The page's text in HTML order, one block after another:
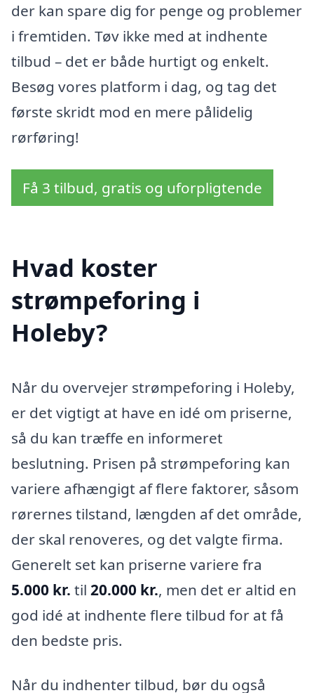
der kan spare dig for penge og problemer
i fremtiden. Tøv ikke med at indhente
tilbud – det er både hurtigt og enkelt.
Besøg vores platform i dag, og tag det
første skridt mod en mere pålidelig
rørføring!
Få 3 tilbud, gratis og uforpligtende
Hvad koster
strømpeforing i
Holeby?
Når du overvejer strømpeforing i Holeby,
er det vigtigt at have en idé om priserne,
så du kan træffe en informeret
beslutning. Prisen på strømpeforing kan
variere afhængigt af flere faktorer, såsom
rørernes tilstand, længden af det område,
der skal renoveres, og det valgte firma.
Generelt set kan priserne variere fra
5.000 kr. til 20.000 kr., men det er altid en
god idé at indhente flere tilbud for at få
den bedste pris.
Når du indhenter tilbud, bør du også